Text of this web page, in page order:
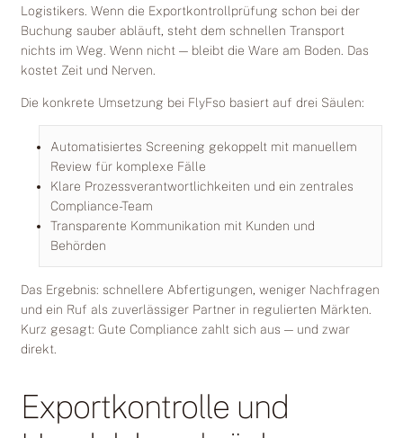
Logistikers. Wenn die Exportkontrollprüfung schon bei der
Buchung sauber abläuft, steht dem schnellen Transport
nichts im Weg. Wenn nicht — bleibt die Ware am Boden. Das
kostet Zeit und Nerven.
Die konkrete Umsetzung bei FlyFso basiert auf drei Säulen:
Automatisiertes Screening gekoppelt mit manuellem
Review für komplexe Fälle
Klare Prozessverantwortlichkeiten und ein zentrales
Compliance-Team
Transparente Kommunikation mit Kunden und
Behörden
Das Ergebnis: schnellere Abfertigungen, weniger Nachfragen
und ein Ruf als zuverlässiger Partner in regulierten Märkten.
Kurz gesagt: Gute Compliance zahlt sich aus — und zwar
direkt.
Exportkontrolle und